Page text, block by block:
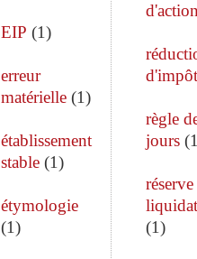
EIP (1)
erreur
matérielle(1)
établissement
stable(1)
étymologie
(1)
d'impôt
règle
jours(
(1)